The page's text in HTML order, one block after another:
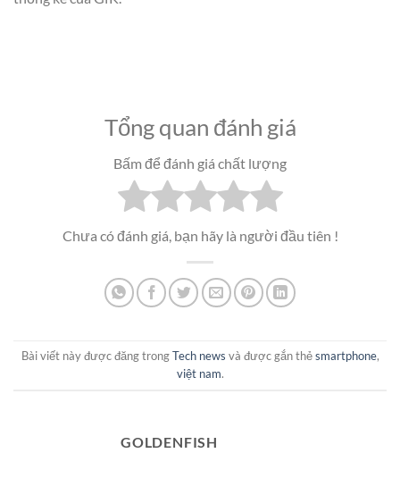
Tổng quan đánh giá
Bấm để đánh giá chất lượng
Chưa có đánh giá, bạn hãy là người đầu tiên !
Bài viết này được đăng trongTech news và được gắn thẻsmartphone,
việt nam.
GOLDENFISH